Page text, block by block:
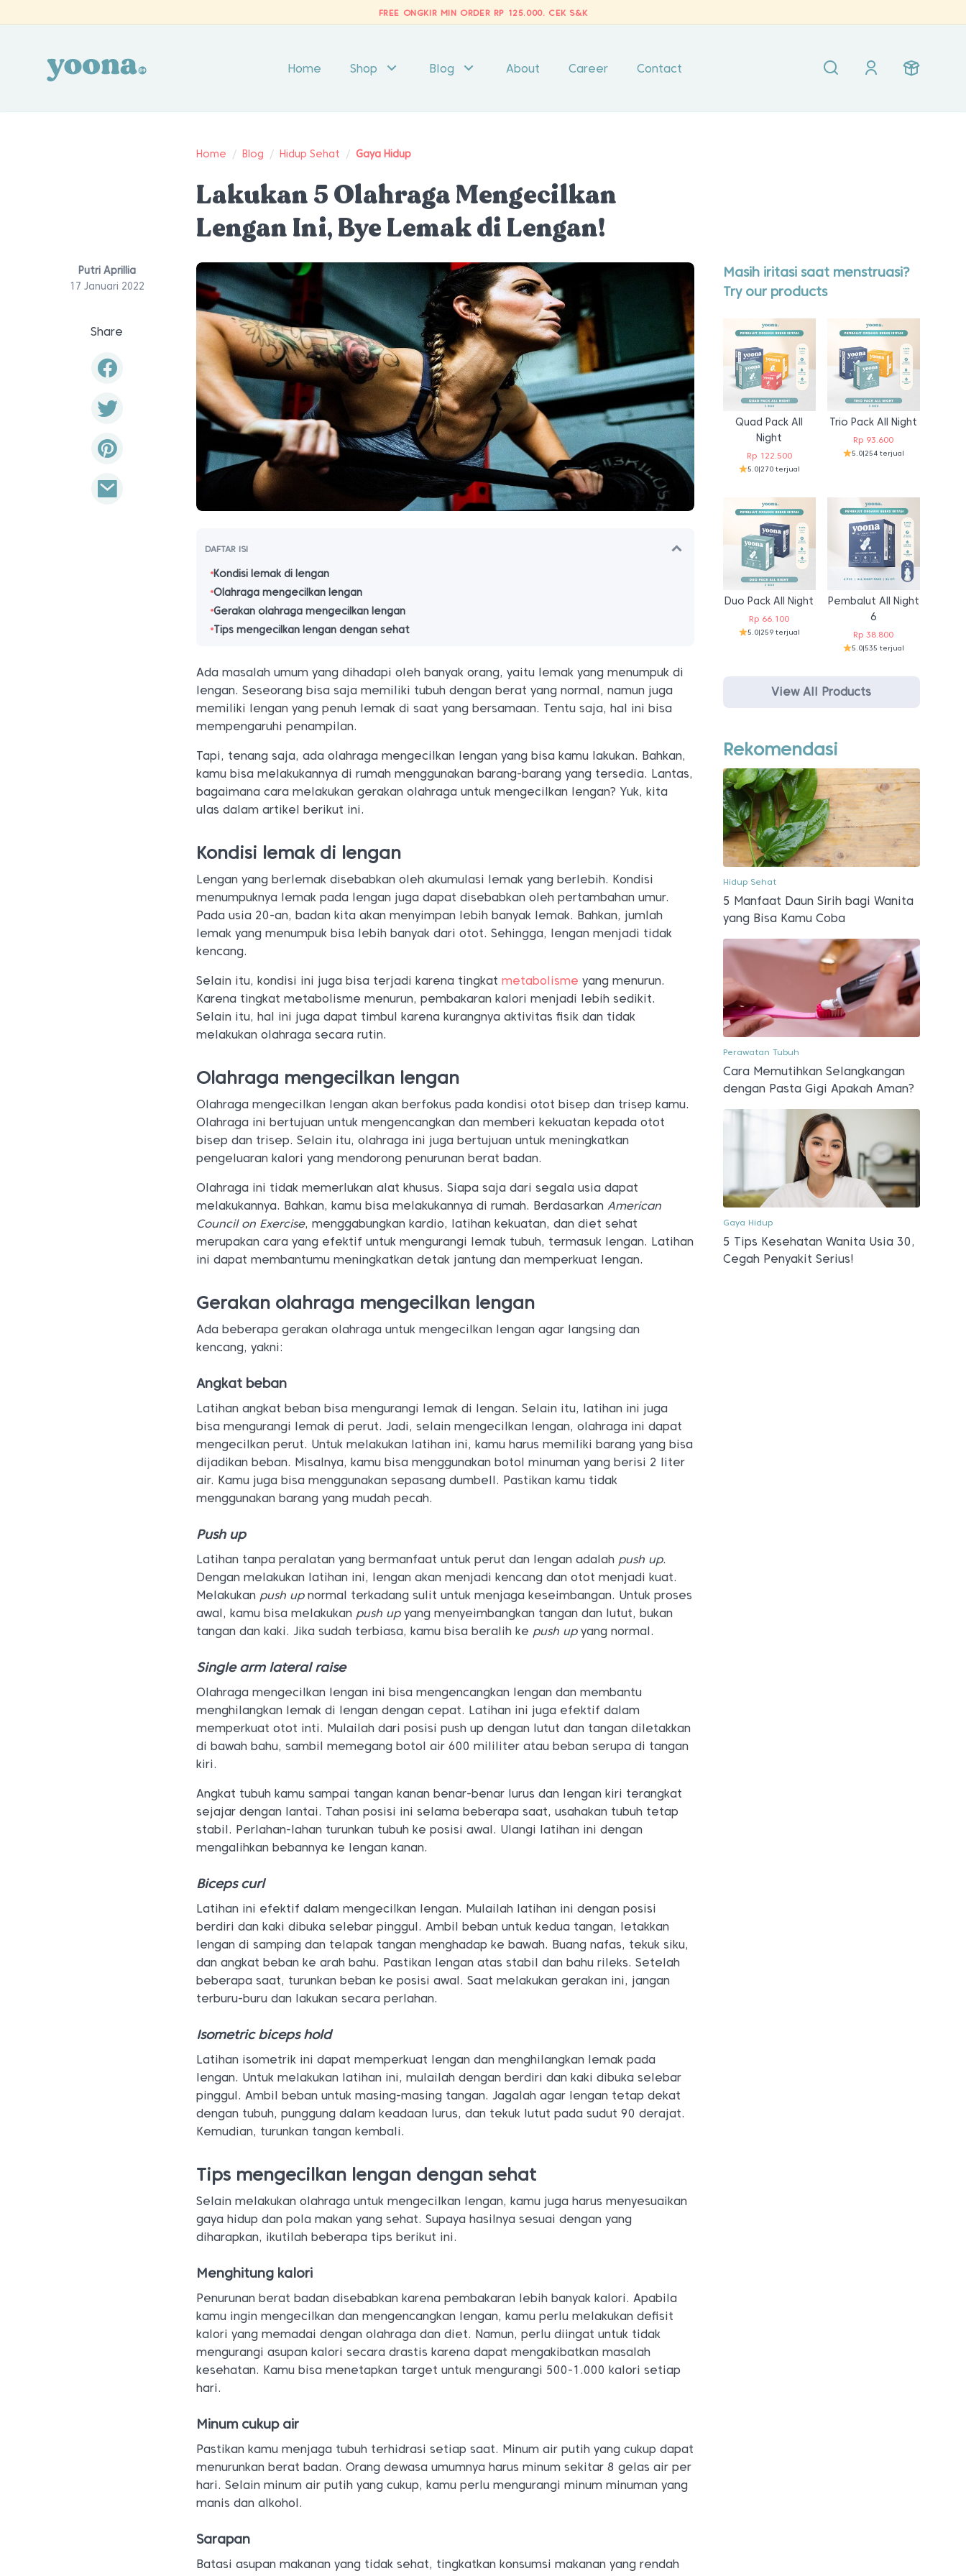
FREE ONGKIR MIN ORDER RP 125.000. CEK S&K
Home Shop Blog About Career Contact
Home / Blog / Hidup Sehat / Gaya Hidup
Lakukan 5 Olahraga Mengecilkan
Lengan Ini, Bye Lemak di Lengan!
Putri Aprillia
17 Januari 2022
Share
DAFTAR ISI
Kondisi lemak di lengan
Olahraga mengecilkan lengan
Gerakan olahraga mengecilkan lengan
Tips mengecilkan lengan dengan sehat
Ada masalah umum yang dihadapi oleh banyak orang, yaitu lemak yang menumpuk di
lengan. Seseorang bisa saja memiliki tubuh dengan berat yang normal, namun juga
memiliki lengan yang penuh lemak di saat yang bersamaan. Tentu saja, hal ini bisa
mempengaruhi penampilan.
Tapi, tenang saja, ada olahraga mengecilkan lengan yang bisa kamu lakukan. Bahkan,
kamu bisa melakukannya di rumah menggunakan barang-barang yang tersedia. Lantas,
bagaimana cara melakukan gerakan olahraga untuk mengecilkan lengan? Yuk, kita
ulas dalam artikel berikut ini.
Kondisi lemak di lengan
Lengan yang berlemak disebabkan oleh akumulasi lemak yang berlebih. Kondisi
menumpuknya lemak pada lengan juga dapat disebabkan oleh pertambahan umur.
Pada usia 20-an, badan kita akan menyimpan lebih banyak lemak. Bahkan, jumlah
lemak yang menumpuk bisa lebih banyak dari otot. Sehingga, lengan menjadi tidak
kencang.
Selain itu, kondisi ini juga bisa terjadi karena tingkatmetabolisme yang menurun.
Karena tingkat metabolisme menurun, pembakaran kalori menjadi lebih sedikit.
Selain itu, hal ini juga dapat timbul karena kurangnya aktivitas fisik dan tidak
melakukan olahraga secara rutin.
Olahraga mengecilkan lengan
Olahraga mengecilkan lengan akan berfokus pada kondisi otot bisep dan trisep kamu.
Olahraga ini bertujuan untuk mengencangkan dan memberi kekuatan kepada otot
bisep dan trisep. Selain itu, olahraga ini juga bertujuan untuk meningkatkan
pengeluaran kalori yang mendorong penurunan berat badan.
Olahraga ini tidak memerlukan alat khusus. Siapa saja dari segala usia dapat
melakukannya. Bahkan, kamu bisa melakukannya di rumah. BerdasarkanAmerican
Council on Exercise, menggabungkan kardio, latihan kekuatan, dan diet sehat
merupakan cara yang efektif untuk mengurangi lemak tubuh, termasuk lengan. Latihan
ini dapat membantumu meningkatkan detak jantung dan memperkuat lengan.
Gerakan olahraga mengecilkan lengan
Ada beberapa gerakan olahraga untuk mengecilkan lengan agar langsing dan
kencang, yakni:
Angkat beban
Latihan angkat beban bisa mengurangi lemak di lengan. Selain itu, latihan ini juga
bisa mengurangi lemak di perut. Jadi, selain mengecilkan lengan, olahraga ini dapat
mengecilkan perut. Untuk melakukan latihan ini, kamu harus memiliki barang yang bisa
dijadikan beban. Misalnya, kamu bisa menggunakan botol minuman yang berisi 2 liter
air. Kamu juga bisa menggunakan sepasang dumbell. Pastikan kamu tidak
menggunakan barang yang mudah pecah.
Push up
Latihan tanpa peralatan yang bermanfaat untuk perut dan lengan adalah push up.
Dengan melakukan latihan ini, lengan akan menjadi kencang dan otot menjadi kuat.
Melakukan push upnormal terkadang sulit untuk menjaga keseimbangan. Untuk proses
awal, kamu bisa melakukan push upyang menyeimbangkan tangan dan lutut, bukan
tangan dan kaki. Jika sudah terbiasa, kamu bisa beralih ke push upyang normal.
Single arm lateral raise
Olahraga mengecilkan lengan ini bisa mengencangkan lengan dan membantu
menghilangkan lemak di lengan dengan cepat. Latihan ini juga efektif dalam
memperkuat otot inti. Mulailah dari posisi push up dengan lutut dan tangan diletakkan
di bawah bahu, sambil memegang botol air 600 mililiter atau beban serupa di tangan
kiri.
Angkat tubuh kamu sampai tangan kanan benar-benar lurus dan lengan kiri terangkat
sejajar dengan lantai. Tahan posisi ini selama beberapa saat, usahakan tubuh tetap
stabil. Perlahan-lahan turunkan tubuh ke posisi awal. Ulangi latihan ini dengan
mengalihkan bebannya ke lengan kanan.
Biceps curl
Latihan ini efektif dalam mengecilkan lengan. Mulailah latihan ini dengan posisi
berdiri dan kaki dibuka selebar pinggul. Ambil beban untuk kedua tangan, letakkan
lengan di samping dan telapak tangan menghadap ke bawah. Buang nafas, tekuk siku,
dan angkat beban ke arah bahu. Pastikan lengan atas stabil dan bahu rileks. Setelah
beberapa saat, turunkan beban ke posisi awal. Saat melakukan gerakan ini, jangan
terburu-buru dan lakukan secara perlahan.
Isometric biceps hold
Latihan isometrik ini dapat memperkuat lengan dan menghilangkan lemak pada
lengan. Untuk melakukan latihan ini, mulailah dengan berdiri dan kaki dibuka selebar
pinggul. Ambil beban untuk masing-masing tangan. Jagalah agar lengan tetap dekat
dengan tubuh, punggung dalam keadaan lurus, dan tekuk lutut pada sudut 90 derajat.
Kemudian, turunkan tangan kembali.
Tips mengecilkan lengan dengan sehat
Selain melakukan olahraga untuk mengecilkan lengan, kamu juga harus menyesuaikan
gaya hidup dan pola makan yang sehat. Supaya hasilnya sesuai dengan yang
diharapkan, ikutilah beberapa tips berikut ini.
Menghitung kalori
Penurunan berat badan disebabkan karena pembakaran lebih banyak kalori. Apabila
kamu ingin mengecilkan dan mengencangkan lengan, kamu perlu melakukan defisit
kalori yang memadai dengan olahraga dan diet. Namun, perlu diingat untuk tidak
mengurangi asupan kalori secara drastis karena dapat mengakibatkan masalah
kesehatan. Kamu bisa menetapkan target untuk mengurangi 500-1.000 kalori setiap
hari.
Minum cukup air
Pastikan kamu menjaga tubuh terhidrasi setiap saat. Minum air putih yang cukup dapat
menurunkan berat badan. Orang dewasa umumnya harus minum sekitar 8 gelas air per
hari. Selain minum air putih yang cukup, kamu perlu mengurangi minum minuman yang
manis dan alkohol.
Sarapan
Batasi asupan makanan yang tidak sehat, tingkatkan konsumsi makanan yang rendah
Masih iritasi saat menstruasi?
Try our products
Quad Pack All
Night
Rp122.500
5.0|270 terjual
Trio Pack All Night
Rp 93.600
5.0|254 terjual
Duo Pack All Night
Rp 66.100
5.0|259 terjual
Pembalut All Night
6
Rp 38.800
5.0|535 terjual
View All Products
Rekomendasi
Hidup Sehat
5 Manfaat Daun Sirih bagi Wanita
yang Bisa Kamu Coba
Perawatan Tubuh
Cara Memutihkan Selangkangan
dengan Pasta Gigi Apakah Aman?
Gaya Hidup
5 Tips Kesehatan Wanita Usia 30,
Cegah Penyakit Serius!